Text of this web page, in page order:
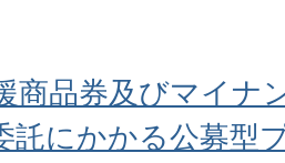
商品券及びマイナ
託にかかる公募型